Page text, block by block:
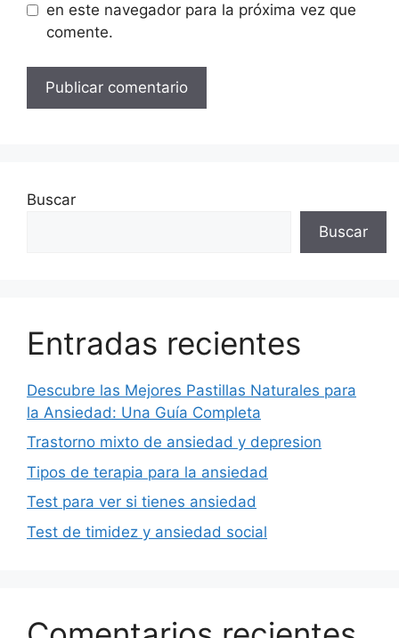
en este navegador para la próxima vez que
comente.
Buscar
Buscar
Entradas recientes
Descubre las Mejores Pastillas Naturales para
la Ansiedad: Una Guía Completa
Trastorno mixto de ansiedad y depresion
Tipos de terapia para la ansiedad
Test para ver si tienes ansiedad
Test de timidez y ansiedad social